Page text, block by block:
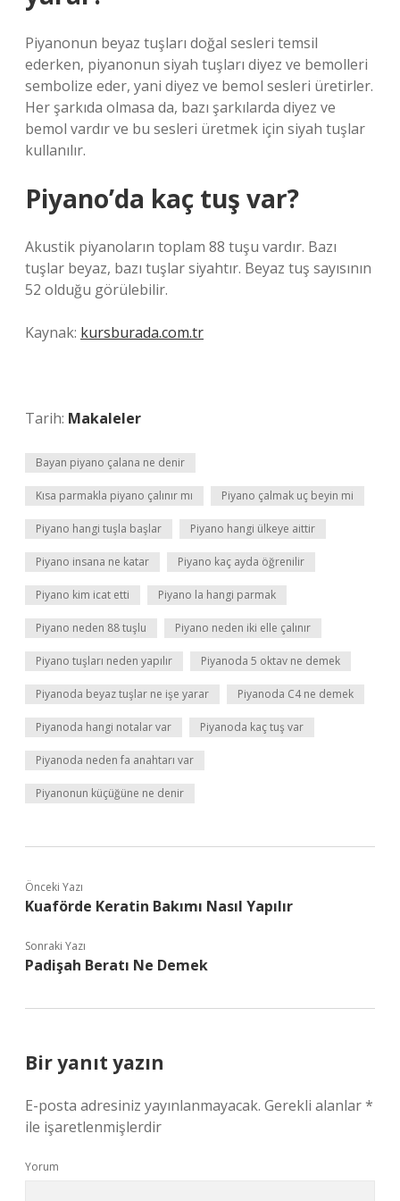
Piyanonun beyaz tuşları doğal sesleri temsil
ederken, piyanonun siyah tuşları diyez ve bemolleri
sembolize eder, yani diyez ve bemol sesleri üretirler.
Her şarkıda olmasa da, bazı şarkılarda diyez ve
bemol vardır ve bu sesleri üretmek için siyah tuşlar
kullanılır.
Piyano’da kaç tuş var?
Akustik piyanoların toplam 88 tuşu vardır. Bazı
tuşlar beyaz, bazı tuşlar siyahtır. Beyaz tuş sayısının
52 olduğu görülebilir.
Kaynak: kursburada.com.tr
Tarih: Makaleler
Bayan piyano çalana ne denir
Kısa parmakla piyano çalınır mı Piyano çalmak uç beyin mi
Piyano hangi tuşla başlar Piyano hangi ülkeye aittir
Piyano insana ne katar Piyano kaç ayda öğrenilir
Piyano kim icat etti Piyano la hangi parmak
Piyano neden 88 tuşlu Piyano neden iki elle çalınır
Piyano tuşları neden yapılır Piyanoda 5 oktav ne demek
Piyanoda beyaz tuşlar ne işe yarar Piyanoda C4 ne demek
Piyanoda hangi notalar var Piyanoda kaç tuş var
Piyanoda neden fa anahtarı var
Piyanonun küçüğüne ne denir
Önceki Yazı
Kuaförde Keratin Bakımı Nasıl Yapılır
Sonraki Yazı
Padişah Beratı Ne Demek
Bir yanıt yazın
E-posta adresiniz yayınlanmayacak. Gerekli alanlar*
ile işaretlenmişlerdir
Yorum